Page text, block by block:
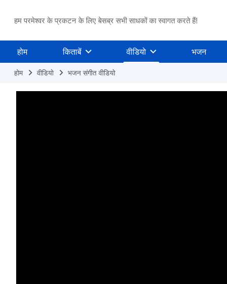
हम परमेश्वर के प्रकटन के लिए बेसब्र सभी साधकों का स्वागत करते हैं!
होम किताबें वीडियो भजन
होम वीडियो भजन संगीत वीडियो